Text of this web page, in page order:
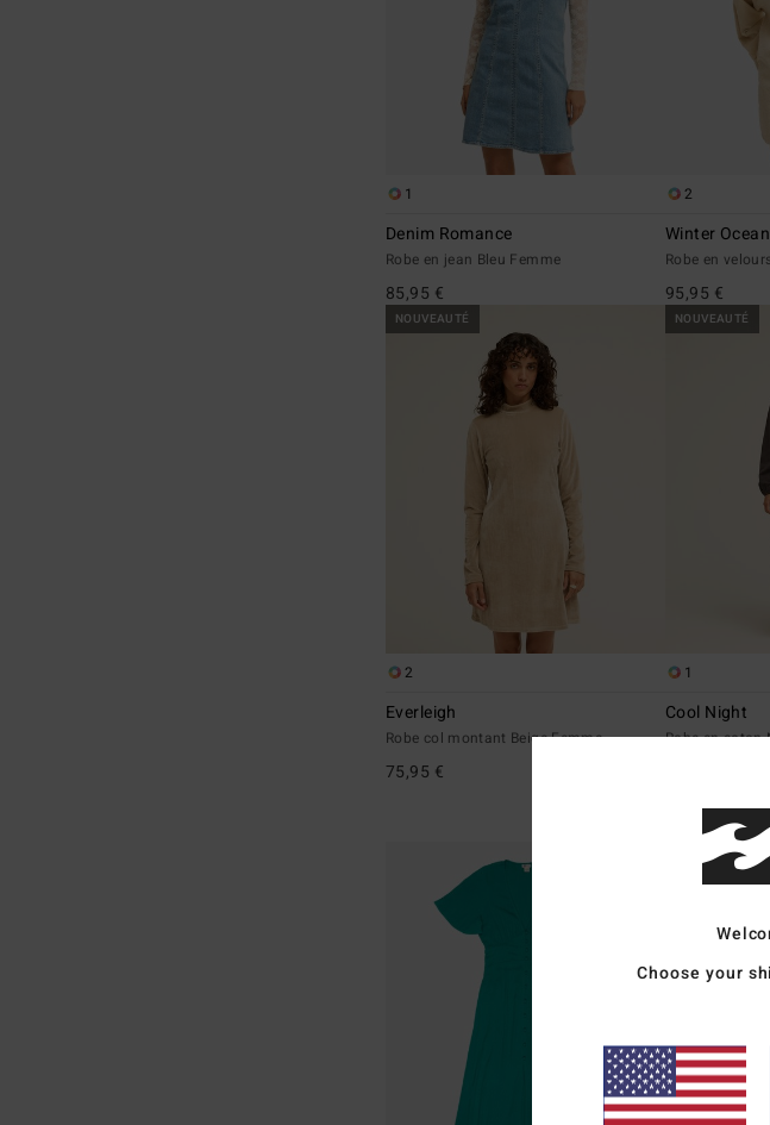
1
Denim Romance
Robe en jean Bleu Femme
85,95 €
2
Winter Ocean
Robe en
95,95 €
NOUVEAUTÉ
2
Everleigh
Robe col montant Beige Femme
75,95 €
NOUVEAUTÉ
1
Cool Night
Robe en coton
Choose your